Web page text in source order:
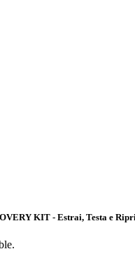
KIT - Estrai, Testa e